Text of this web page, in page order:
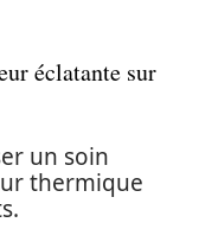
éclatante sur
un soin
thermique